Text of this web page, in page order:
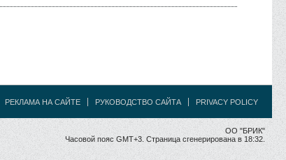
РЕКЛАМА НА САЙТЕ РУКОВОДСТВО САЙТА PRIVACY POLICY
ОО "БРИК"
Часовой пояс GMT+3. Страница сгенерирована в 18:32.